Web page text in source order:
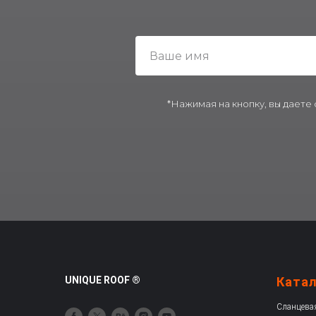
*Нажимая на кнопку, вы даете
UNIQUE ROOF ®